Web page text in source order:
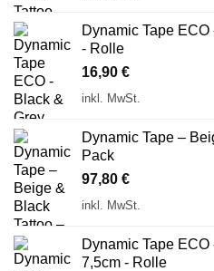
Dynamic Tape
- Rolle
16,90 €
inkl. MwSt.
Dynamic Tape –
Pack
97,80 €
inkl. MwSt.
Dynamic Tape
7,5cm - Rolle